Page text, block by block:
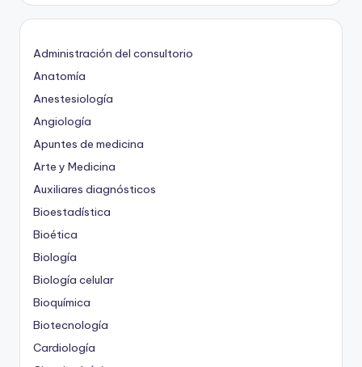
Administración del consultorio
Anatomía
Anestesiología
Angiología
Apuntes de medicina
Arte y Medicina
Auxiliares diagnósticos
Bioestadística
Bioética
Biología
Biología celular
Bioquímica
Biotecnología
Cardiología